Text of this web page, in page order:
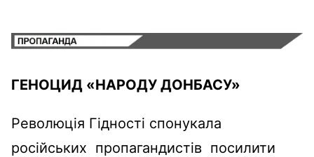
ГЕНОЦИД «НАРОДУ ДОНБАСУ»
Революція Гідності спонукала
російських пропагандистів посилити